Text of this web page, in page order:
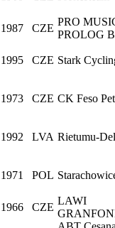
1987 CZE
PRO
PROLOG
1995 CZE Stark
1973 CZE CK Feso
1992 LVA Rietumu-
1971 POL
1966 CZE
LAWI